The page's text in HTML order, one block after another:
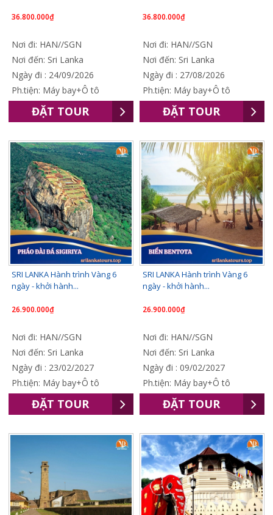
36.800.000₫
Nơi đi: HAN//SGN
Nơi đến: Sri Lanka
Ngày đi : 24/09/2026
Ph.tiện: Máy bay+Ô tô
ĐẶT TOUR
36.800.000₫
Nơi đi: HAN//SGN
Nơi đến: Sri Lanka
Ngày đi : 27/08/2026
Ph.tiện: Máy bay+Ô tô
ĐẶT TOUR
SRI LANKA Hành trình Vàng 6
ngày - khởi hành...
26.900.000₫
Nơi đi: HAN//SGN
Nơi đến: Sri Lanka
Ngày đi : 23/02/2027
Ph.tiện: Máy bay+Ô tô
ĐẶT TOUR
SRI LANKA Hành trình Vàng 6
ngày - khởi hành...
26.900.000₫
Nơi đi: HAN//SGN
Nơi đến: Sri Lanka
Ngày đi : 09/02/2027
Ph.tiện: Máy bay+Ô tô
ĐẶT TOUR